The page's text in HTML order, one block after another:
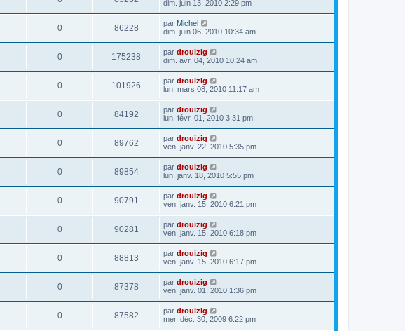
dim. juin 13, 2010 2:29 pm
0 86228 par Michel
dim. juin 06, 2010 10:34 am
0 175238 par drouizig
dim. avr. 04, 2010 10:24 am
0 101926 par drouizig
lun. mars 08, 2010 11:17 am
0 84192 par drouizig
lun. févr. 01, 2010 3:31 pm
0 89762 par drouizig
ven. janv. 22, 2010 5:35 pm
0 89854 par drouizig
lun. janv. 18, 2010 5:55 pm
0 90791 par drouizig
ven. janv. 15, 2010 6:21 pm
0 90281 par drouizig
ven. janv. 15, 2010 6:18 pm
0 88813 par drouizig
ven. janv. 15, 2010 6:17 pm
0 87378 par drouizig
ven. janv. 01, 2010 1:36 pm
0 87582 par drouizig
mer. déc. 30, 2009 6:22 pm